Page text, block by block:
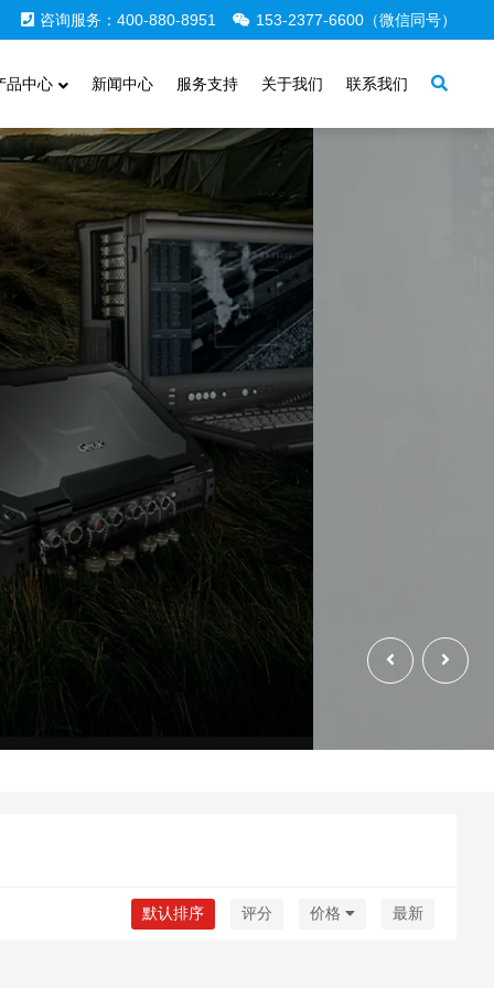
咨询服务：400-880-8951 153-2377-6600（微信同号）
品中心 新闻中心 服务支持 关于我们 联系我们
服务
工业主板、工业平板电脑、采集卡、工业计算机及配件、
三防平板电脑，国产化加固笔记本，配套电源外围设备及解决方案
默认排序 评分 价格 最新